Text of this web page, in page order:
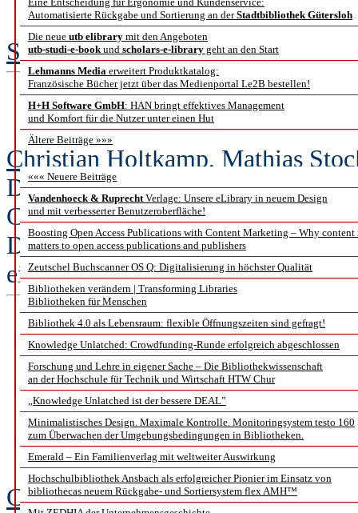
Automatisierte Rückgabe und Sortierung an derStadtbibliothek Gütersloh
Die neue utb elibrary mit den Angeboten
utb-studi-e-bookund scholars-e-library geht an den Start
Lehmanns Media erweitert Produktkatalog:
Französische Bücher jetzt über das Medienportal Le2B bestellen!
H+H Software GmbH: HAN bringt effektives Management
und Komfort für die Nutzer unter einen Hut
Ältere Beiträge »»»
««« Neuere Beiträge
Vandenhoeck & RuprechtVerlage: Unsere eLibrary in neuem Design
und mit verbesserter Benutzeroberfläche!
Boosting Open Access Publications with Content Marketing – Why content
matters to open access publications and publishers
Zeutschel Buchscanner OS Q: Digitalisierung in höchster Qualität
Bibliotheken verändern | Transforming Libraries
Bibliotheken für Menschen
Bibliothek 4.0 als Lebensraum: flexible Öffnungszeiten sind gefragt!
Knowledge Unlatched: Crowdfunding-Runde erfolgreich abgeschlossen
Forschung und Lehre in eigener Sache – Die Bibliothekwissenschaft
an der Hochschule für Technik und Wirtschaft HTW Chur
„Knowledge Unlatched ist der bessere DEAL”
Minimalistisches Design. Maximale Kontrolle. Monitoringsystem testo 160
zum Überwachen der Umgebungsbedingungen in Bibliotheken.
Emerald – Ein Familienverlag mit weltweiter Auswirkung
Hochschulbibliothek Ansbach als erfolgreicher Pionier im Einsatz von
bibliothecas neuem Rückgabe- und Sortiersystem flex AMH™
Stefanie Lind und Astrid Piscazzi
Ein
Christian Holtkamp, Mathias
Das Ende der individuellen
Cloudsystem in meine
Die Eigenständigkeit in den
einer gemeinschaftlichen Lösung
Die Swiss Library
und eine große
Christian Oesterheld, Esther